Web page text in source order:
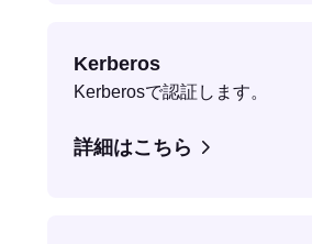
Kerberos
Kerberosで認証します。
詳細はこちら